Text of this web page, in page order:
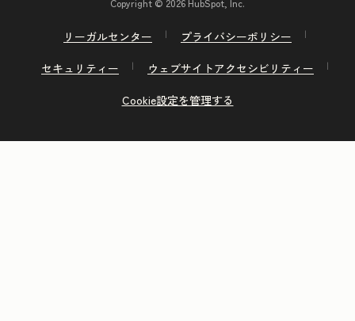
Copyright © 2026 HubSpot, Inc.
リーガルセンター
プライバシーポリシー
セキュリティー
ウェブサイトアクセシビリティー
Cookie設定を管理する